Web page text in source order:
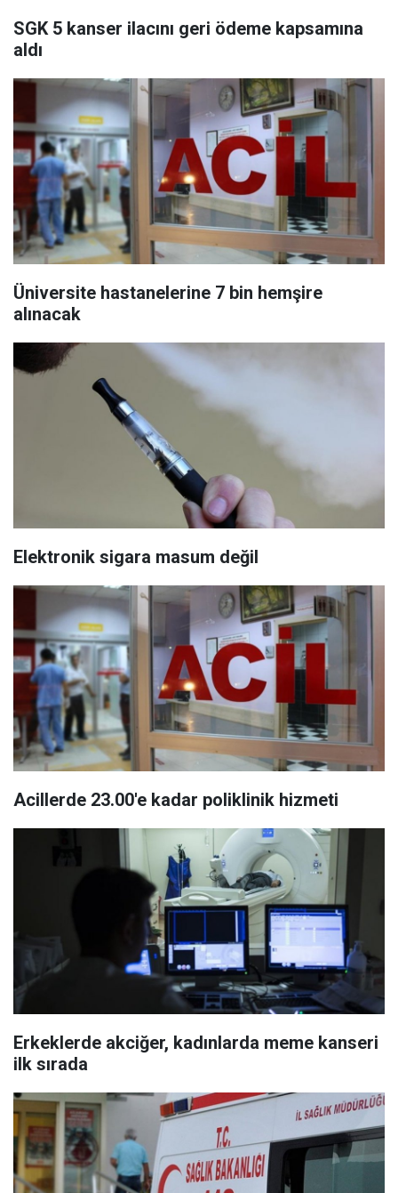
SGK 5 kanser ilacını geri ödeme kapsamına
aldı
Üniversite hastanelerine 7 bin hemşire
alınacak
Elektronik sigara masum değil
Acillerde 23.00'e kadar poliklinik hizmeti
Erkeklerde akciğer, kadınlarda meme kanseri
ilk sırada